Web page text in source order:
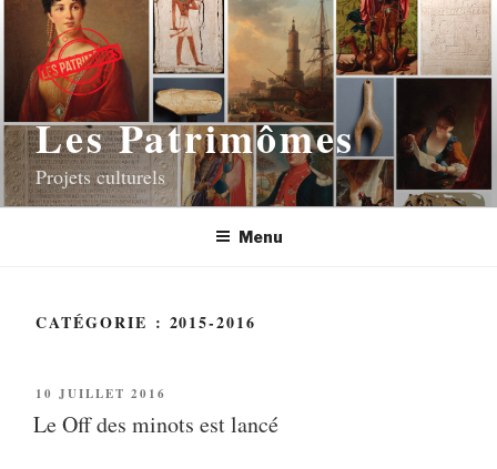
Les Patrimômes
Projets culturels
Menu
CATÉGORIE : 2015-2016
10 JUILLET 2016
Le Off des minots est lancé